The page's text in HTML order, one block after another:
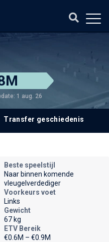
1 aug. 26
Transfer geschiedenis
Beste speelstijl
Naar binnen komende
vleugelverdediger
Voorkeurs voet
Links
Gewicht
67 kg
ETV Bereik
€0.6M – €0.9M